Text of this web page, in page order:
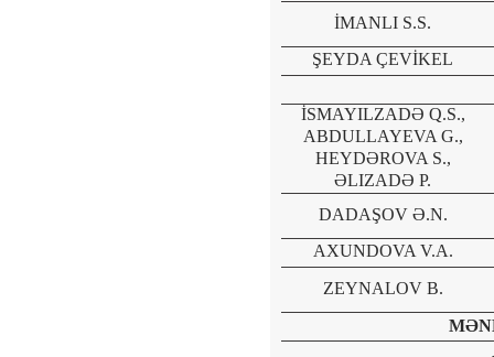
İMANLI S.S.
ŞEYDA ÇEVİKEL
İSMAYILZADƏ Q.S.,
ABDULLAYEVA G.,
HEYDƏROVA S.,
ƏLIZADƏ P.
DADAŞOV Ə.N.
AXUNDOVA V.A.
ZEYNALOV B.
MƏ